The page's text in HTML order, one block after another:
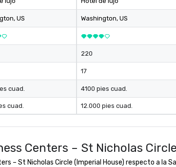
, US
cuad.
cuad.
Washington, US
220
17
4100 pies cuad.
12.000 pies cuad.
Centers – St Nicholas
– St Nicholas Circle (Imperial House) respecto a la